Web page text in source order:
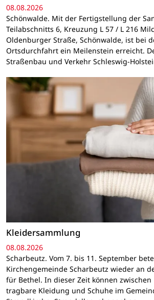
08.08.2026
Schönwalde. Mit der Fertigstellung der
Teilabschnitts 6, Kreuzung L 57 / L 216
Oldenburger Straße, Schönwalde, ist bei
Ortsdurchfahrt ein Meilenstein erreicht.
Straßenbau und Verkehr Schleswig-
Kleidersammlung
08.08.2026
Scharbeutz. Vom 7. bis 11. September
Kirchengemeinde Scharbeutz wieder an
für Bethel. In dieser Zeit können
tragbare Kleidung und Schuhe im